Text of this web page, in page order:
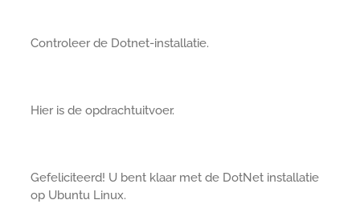
Controleer de Dotnet-installatie.
Hier is de opdrachtuitvoer.
Gefeliciteerd! U bent klaar met de DotNet installatie
op Ubuntu Linux.